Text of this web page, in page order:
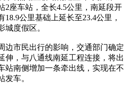
2座车站，全长4.5公里，南延段开
公里基础上延长至23.4公里，
城度假区。
市民出行的影响，交通部门确定
伸，与八通线南延工程连接，将出
站南侧增加一条牵出线，实现在不
发车。